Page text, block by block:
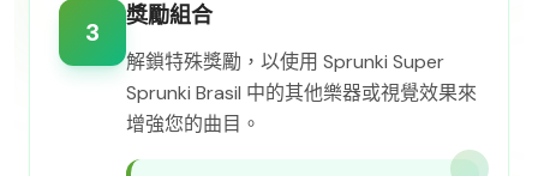
3
獎勵組合
解鎖特殊獎勵，以使用 Sprunki Super
Sprunki Brasil 中的其他樂器或視覺效果來
增強您的曲目。